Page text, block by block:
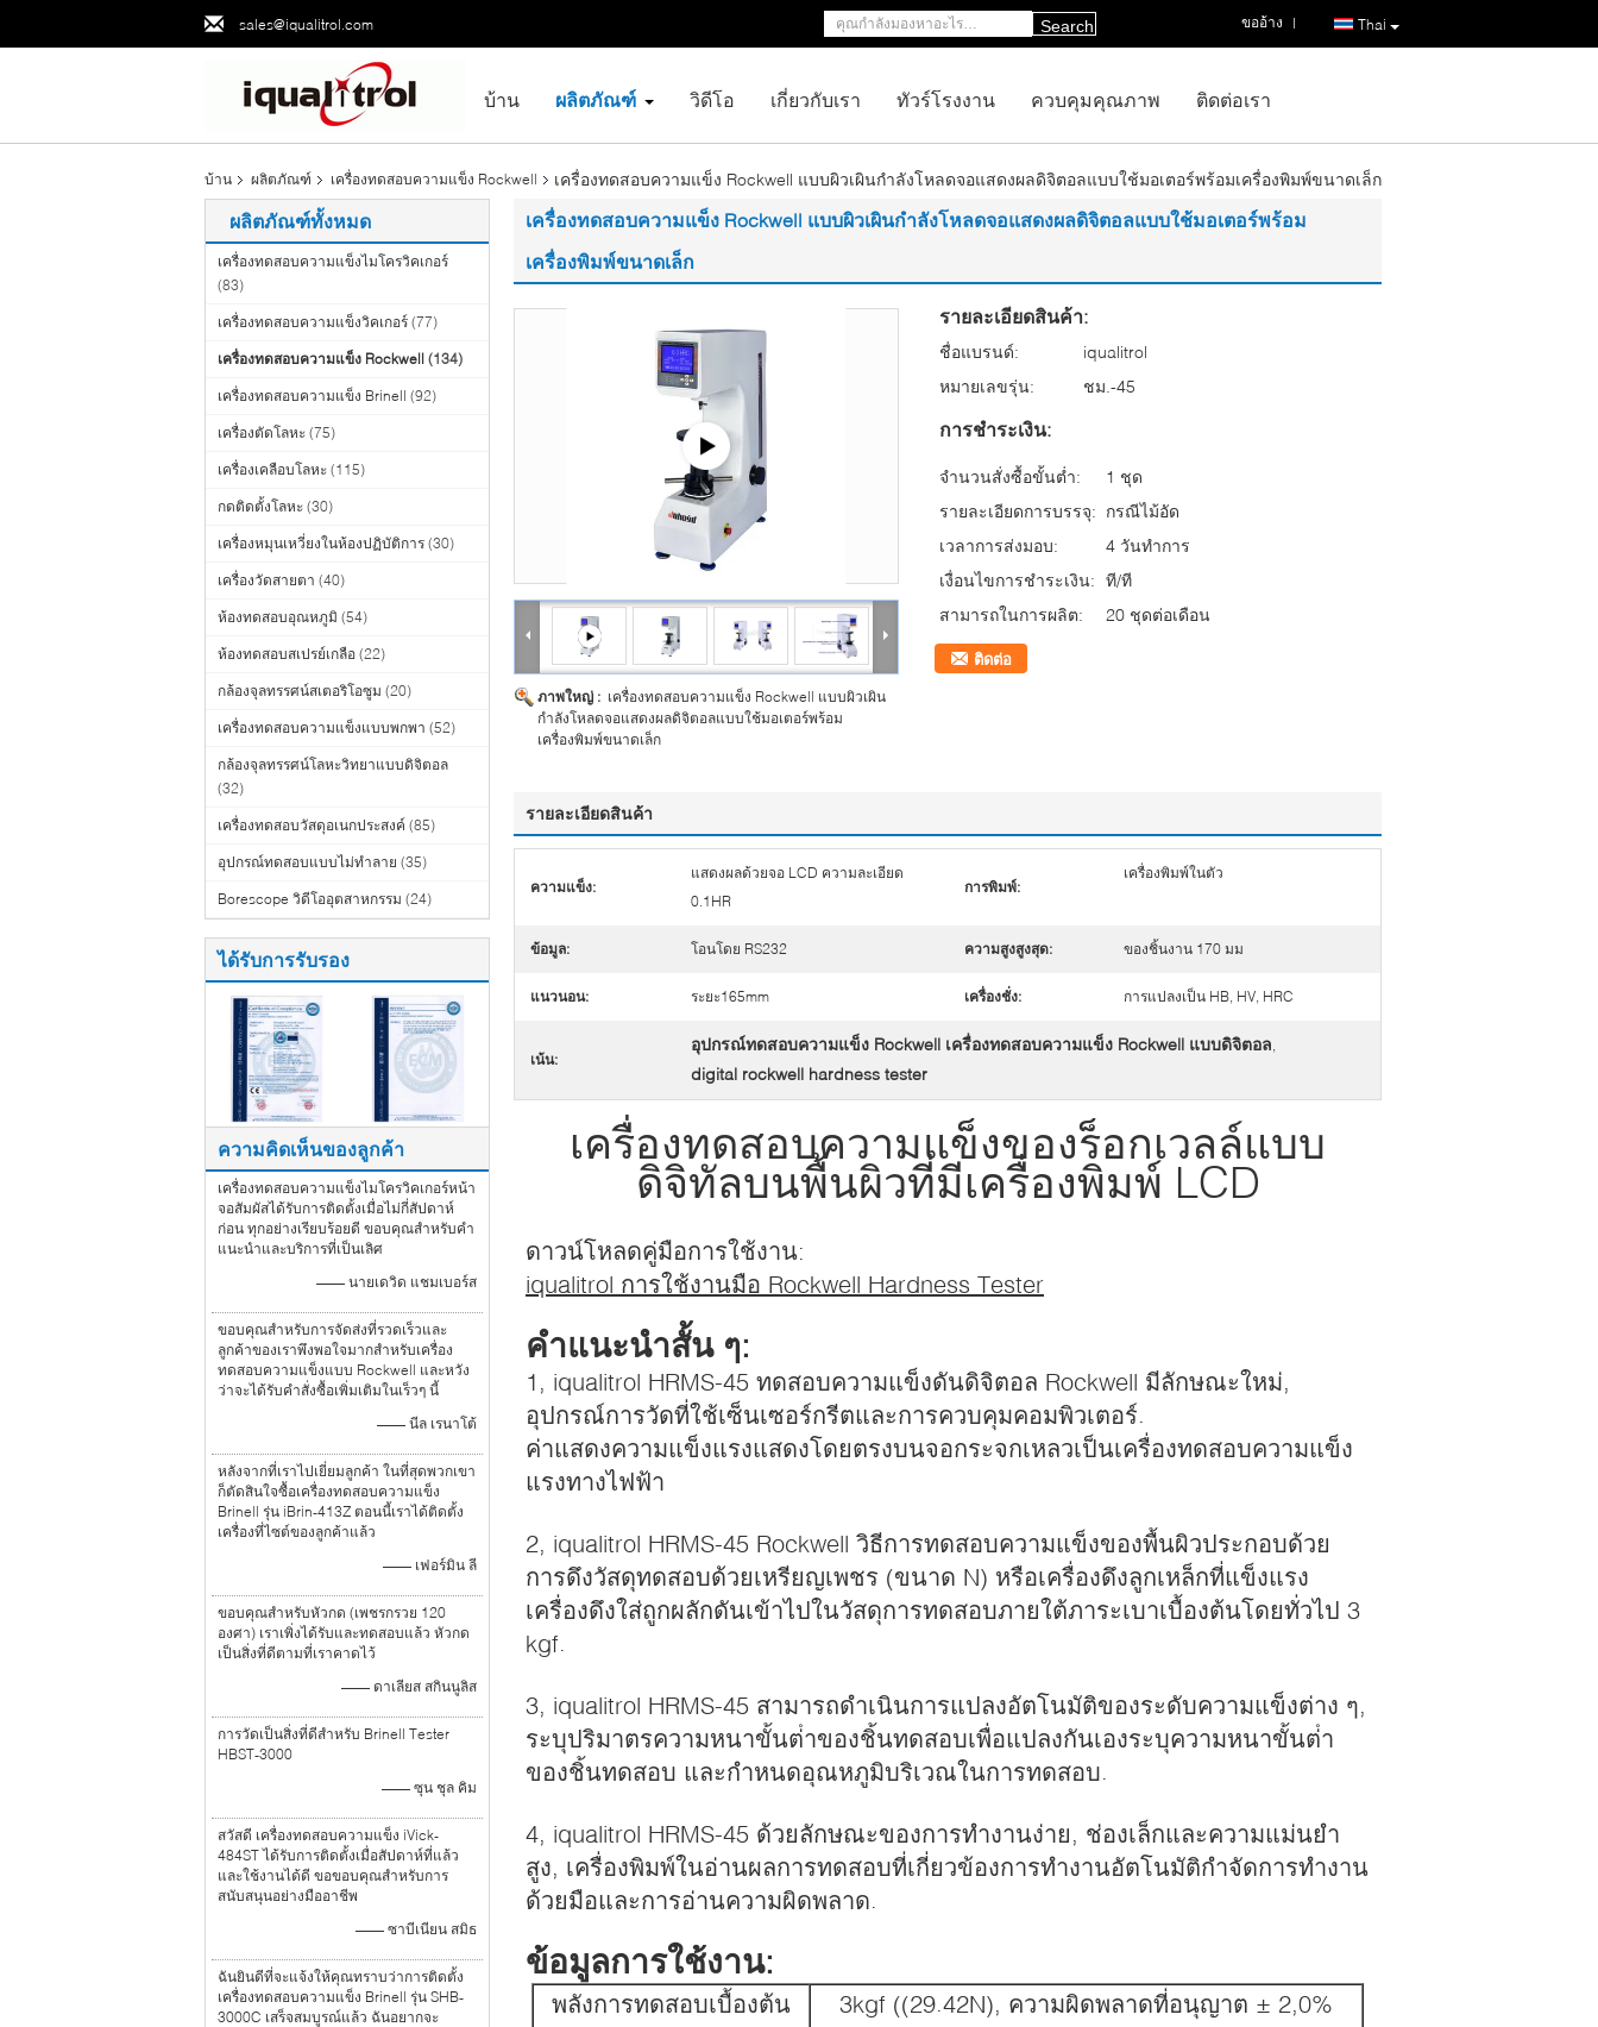
sales@iqualitrol.com Thai
ขออ้าง |
Search
บ้าน ผลิตภัณฑ์ วิดีโอ เกี่ยวกับเรา ทัวร์โรงงาน ควบคุมคุณภาพ ติดต่อเรา
บ้าน ผลิตภัณฑ์ เครื่องทดสอบความแข็ง Rockwell เครื่องทดสอบความแข็ง Rockwell แบบผิวเผินกำลังโหลดจอแสดงผลดิจิตอลแบบใช้มอเตอร์พร้อมเครื่องพิมพ์ขนาดเล็ก
ผลิตภัณฑ์ทั้งหมด
เครื่องทดสอบความแข็งไมโครวิคเกอร์
(83)
เครื่องทดสอบความแข็งวิคเกอร์ (77)
เครื่องทดสอบความแข็ง Rockwell (134)
เครื่องทดสอบความแข็ง Brinell (92)
เครื่องตัดโลหะ (75)
เครื่องเคลือบโลหะ (115)
กดติดตั้งโลหะ (30)
เครื่องหมุนเหวี่ยงในห้องปฏิบัติการ (30)
เครื่องวัดสายตา (40)
ห้องทดสอบอุณหภูมิ (54)
ห้องทดสอบสเปรย์เกลือ (22)
กล้องจุลทรรศน์สเตอริโอซูม (20)
เครื่องทดสอบความแข็งแบบพกพา (52)
กล้องจุลทรรศน์โลหะวิทยาแบบดิจิตอล
(32)
เครื่องทดสอบวัสดุอเนกประสงค์ (85)
อุปกรณ์ทดสอบแบบไม่ทำลาย (35)
Borescope วิดีโออุตสาหกรรม (24)
ได้รับการรับรอง
ความคิดเห็นของลูกค้า
เครื่องทดสอบความแข็งไมโครวิคเกอร์หน้า
จอสัมผัสได้รับการติดตั้งเมื่อไม่กี่สัปดาห์
ก่อน ทุกอย่างเรียบร้อยดี ขอบคุณสำหรับคำ
แนะนำและบริการที่เป็นเลิศ
—— นายเดวิด แชมเบอร์ส
ขอบคุณสำหรับการจัดส่งที่รวดเร็วและ
ลูกค้าของเราพึงพอใจมากสำหรับเครื่อง
ทดสอบความแข็งแบบ Rockwell และหวัง
ว่าจะได้รับคำสั่งซื้อเพิ่มเติมในเร็วๆ นี้
—— นีล เรนาโต้
หลังจากที่เราไปเยี่ยมลูกค้า ในที่สุดพวกเขา
ก็ตัดสินใจซื้อเครื่องทดสอบความแข็ง
Brinell รุ่น iBrin-413Z ตอนนี้เราได้ติดตั้ง
เครื่องที่ไซต์ของลูกค้าแล้ว
—— เฟอร์มิน ลี
ขอบคุณสำหรับหัวกด (เพชรกรวย 120
องศา) เราเพิ่งได้รับและทดสอบแล้ว หัวกด
เป็นสิ่งที่ดีตามที่เราคาดไว้
—— ดาเลียส สกินนูลิส
การวัดเป็นสิ่งที่ดีสำหรับ Brinell Tester
HBST-3000
—— ซุน ชุล คิม
สวัสดี เครื่องทดสอบความแข็ง iVick-
484ST ได้รับการติดตั้งเมื่อสัปดาห์ที่แล้ว
และใช้งานได้ดี ขอขอบคุณสำหรับการ
สนับสนุนอย่างมืออาชีพ
—— ซาบีเนียน สมิธ
ฉันยินดีที่จะแจ้งให้คุณทราบว่าการติดตั้ง
เครื่องทดสอบความแข็ง Brinell รุ่น SHB-
3000C เสร็จสมบูรณ์แล้ว ฉันอยากจะ
เครื่องทดสอบความแข็ง Rockwell แบบผิวเผินกำลังโหลดจอแสดงผลดิจิตอลแบบใช้มอเตอร์พร้อม
เครื่องพิมพ์ขนาดเล็ก
ภาพใหญ่ : เครื่องทดสอบความแข็ง Rockwell แบบผิวเผิน
กำลังโหลดจอแสดงผลดิจิตอลแบบใช้มอเตอร์พร้อม
เครื่องพิมพ์ขนาดเล็ก
รายละเอียดสินค้า:
ชื่อแบรนด์:
iqualitrol
หมายเลขรุ่น:
ชม.-45
การชำระเงิน:
จำนวนสั่งซื้อขั้นต่ำ:
1 ชุด
รายละเอียดการบรรจุ: กรณีไม้อัด
เวลาการส่งมอบ:
4 วันทำการ
เงื่อนไขการชำระเงิน: ที/ที
สามารถในการผลิต:
20 ชุดต่อเดือน
ติดต่อ
รายละเอียดสินค้า
ความแข็ง:
แสดงผลด้วยจอ LCD ความละเอียด
0.1HR
การพิมพ์:
เครื่องพิมพ์ในตัว
ข้อมูล: โอนโดย RS232 ความสูงสูงสุด: ของชิ้นงาน 170 มม
แนวนอน: ระยะ165mm เครื่องชั่ง: การแปลงเป็น HB, HV, HRC
เน้น:
อุปกรณ์ทดสอบความแข็ง Rockwell เครื่องทดสอบความแข็ง Rockwell แบบดิจิตอล,
digital rockwell hardness tester
เครื่องทดสอบความแข็งของร็อกเวลล์แบบ
ดิจิทัลบนพื้นผิวที่มีเครื่องพิมพ์ LCD
ดาวน์โหลดคู่มือการใช้งาน:
iqualitrol การใช้งานมือ Rockwell Hardness Tester
คําแนะนําสั้น ๆ:
1, iqualitrol HRMS-45 ทดสอบความแข็งดันดิจิตอล Rockwell มีลักษณะใหม่,
อุปกรณ์การวัดที่ใช้เซ็นเซอร์กรีตและการควบคุมคอมพิวเตอร์.
ค่าแสดงความแข็งแรงแสดงโดยตรงบนจอกระจกเหลวเป็นเครื่องทดสอบความแข็ง
แรงทางไฟฟ้า
2, iqualitrol HRMS-45 Rockwell วิธีการทดสอบความแข็งของพื้นผิวประกอบด้วย
การดึงวัสดุทดสอบด้วยเหรียญเพชร (ขนาด N) หรือเครื่องดึงลูกเหล็กที่แข็งแรง
เครื่องดึงใส่ถูกผลักดันเข้าไปในวัสดุการทดสอบภายใต้ภาระเบาเบื้องต้นโดยทั่วไป 3
kgf.
3, iqualitrol HRMS-45 สามารถดําเนินการแปลงอัตโนมัติของระดับความแข็งต่าง ๆ,
ระบุปริมาตรความหนาขั้นต่ําของชิ้นทดสอบเพื่อแปลงกันเองระบุความหนาขั้นต่ํา
ของชิ้นทดสอบ และกําหนดอุณหภูมิบริเวณในการทดสอบ.
4, iqualitrol HRMS-45 ด้วยลักษณะของการทํางานง่าย, ช่องเล็กและความแม่นยํา
สูง, เครื่องพิมพ์ในอ่านผลการทดสอบที่เกี่ยวข้องการทํางานอัตโนมัติกําจัดการทํางาน
ด้วยมือและการอ่านความผิดพลาด.
ข้อมูลการใช้งาน:
พลังการทดสอบเบื้องต้น
3kgf ((29.42N), ความผิดพลาดที่อนุญาต ± 2,0%